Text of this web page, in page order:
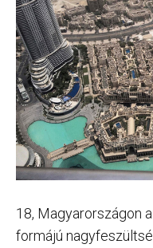
18, Magyarországon
formájú